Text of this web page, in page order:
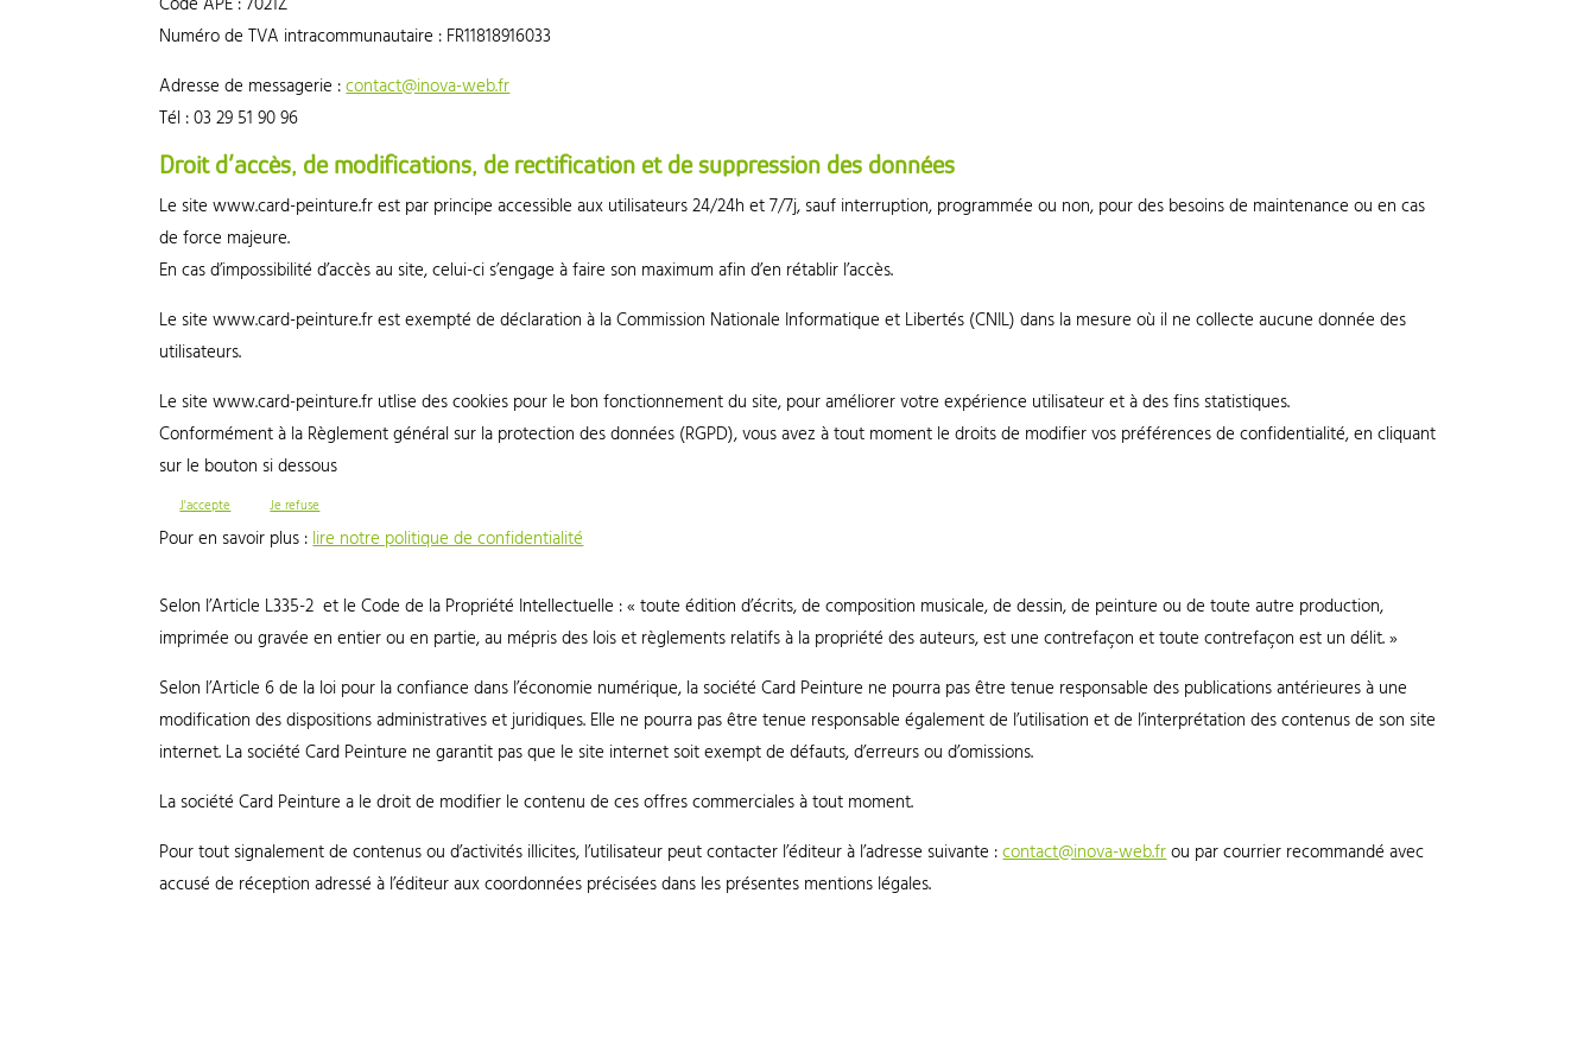
Numéro de TVA intracommunautaire : FR11818916033
Adresse de messagerie :contact@inova-web.fr
Tél : 03 29 51 90 96
Droit d’accès, de modifications, de rectification et de suppression des données
Le site www.card-peinture.fr est par principe accessible aux utilisateurs 24/24h et 7/7j, sauf interruption, programmée ou non, pour des besoins de maintenance ou en cas
de force majeure.
En cas d’impossibilité d’accès au site, celui-ci s’engage à faire son maximum afin d’en rétablir l’accès.
Le site www.card-peinture.fr est exempté de déclaration à la Commission Nationale Informatique et Libertés (CNIL) dans la mesure où il ne collecte aucune donnée des
utilisateurs.
Le site www.card-peinture.fr utlise des cookies pour le bon fonctionnement du site, pour améliorer votre expérience utilisateur et à des fins statistiques.
Conformément à la Règlement général sur la protection des données (RGPD), vous avez à tout moment le droits de modifier vos préférences de confidentialité, en cliquant
sur le bouton si dessous
J'accepte Je refuse
Pour en savoir plus : lire notre politique de confidentialité
Selon l’Article L335-2 et le Code de la Propriété Intellectuelle : « toute édition d’écrits, de composition musicale, de dessin, de peinture ou de toute autre production,
imprimée ou gravée en entier ou en partie, au mépris des lois et règlements relatifs à la propriété des auteurs, est une contrefaçon et toute contrefaçon est un délit. »
Selon l’Article 6 de la loi pour la confiance dans l’économie numérique, la société Card Peinture ne pourra pas être tenue responsable des publications antérieures à une
modification des dispositions administratives et juridiques. Elle ne pourra pas être tenue responsable également de l’utilisation et de l’interprétation des contenus de son site
internet. La société Card Peinture ne garantit pas que le site internet soit exempt de défauts, d’erreurs ou d’omissions.
La société Card Peinture a le droit de modifier le contenu de ces offres commerciales à tout moment.
Pour tout signalement de contenus ou d’activités illicites, l’utilisateur peut contacter l’éditeur à l’adresse suivante :contact@inova-web.frou par courrier recommandé avec
accusé de réception adressé à l’éditeur aux coordonnées précisées dans les présentes mentions légales.